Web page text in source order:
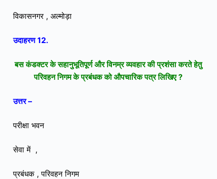
विकासनगर , अल्मोड़ा
उदाहरण 12.
बस कंडक्टर के सहानुभूतिपूर्ण और विनम्र व्यवहार की प्रशंसा करते हेतु
परिवहन निगम के प्रबंधक को औपचारिक पत्र लिखिए ?
उत्तर –
परीक्षा भवन
सेवा में ,
प्रबंधक , परिवहन निगम